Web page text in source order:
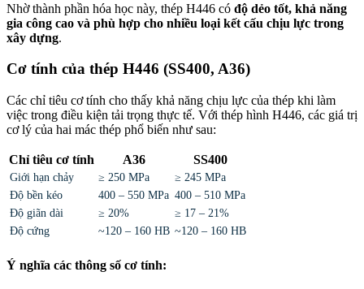
Nhờ thành phần hóa học này, thép H446 có độ dẻo tốt, khả năng
gia công cao và phù hợp cho nhiều loại kết cấu chịu lực trong
xây dựng.
Cơ tính của thép H446 (SS400, A36)
Các chỉ tiêu cơ tính cho thấy khả năng chịu lực của thép khi làm
việc trong điều kiện tải trọng thực tế. Với thép hình H446, các giá trị
cơ lý của hai mác thép phổ biến như sau:
Chỉ tiêu cơ tính A36 SS400
Giới hạn chảy ≥ 250 MPa
≥ 245 MPa
Độ bền kéo
400 – 550 MPa 400 – 510 MPa
Độ giãn dài
≥ 20%
≥ 17 – 21%
Độ cứng
~120 – 160 HB ~120 – 160 HB
Ý nghĩa các thông số cơ tính: